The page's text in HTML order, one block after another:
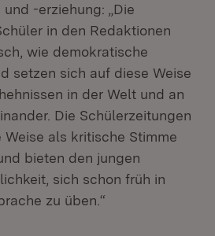
-erziehung: „Die
in den Redaktionen
wie demokratische
setzen sich auf diese Weise
in der Welt und an
Die Schülerzeitungen
als kritische Stimme
bieten den jungen
sich schon früh in
zu üben.“